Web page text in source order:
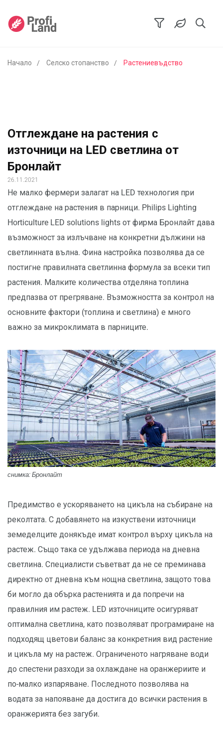
Начало Селско стопанство Растениевъдство
Отглеждане на растения с
източници на LED светлина от
Бронлайт
26.11.2021
Не малко фермери залагат на LED технология при
отглеждане на растения в парници. Philips Lighting
Horticulture LED solutions lights от фирма Бронлайт дава
възможност за излъчване на конкретни дължини на
светлинната вълна. Фина настройка позволява да се
постигне правилната светлинна формула за всеки тип
растения. Малките количества отделяна топлина
предпазва от прегряване. Възможността за контрол на
основните фактори (топлина и светлина) е много
важно за микроклимата в парниците.
снимка: Бронлайт
Предимство е ускоряването на цикъла на събиране на
реколтата. С добавянето на изкуствени източници
земеделците донякъде имат контрол върху цикъла на
растеж. Също така се удължава периода на дневна
светлина. Специалисти съветват да не се преминава
директно от дневна към нощна светлина, защото това
би могло да обърка растенията и да попречи на
правилния им растеж. LED източниците осигуряват
оптимална светлина, като позволяват програмиране на
подходящ цветови баланс за конкретния вид растение
и цикъла му на растеж. Ограниченото нагряване води
до спестени разходи за охлаждане на оранжериите и
по-малко изпаряване. Последното позволява на
водата за напояване да достига до всички растения в
оранжерията без загуби.